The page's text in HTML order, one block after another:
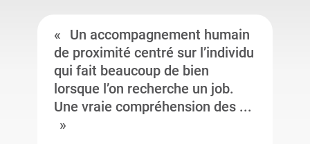
Un accompagnement humain
de proximité centré sur l’individu
qui fait beaucoup de bien
lorsque l’on recherche un job.
Une vraie compréhension des ...